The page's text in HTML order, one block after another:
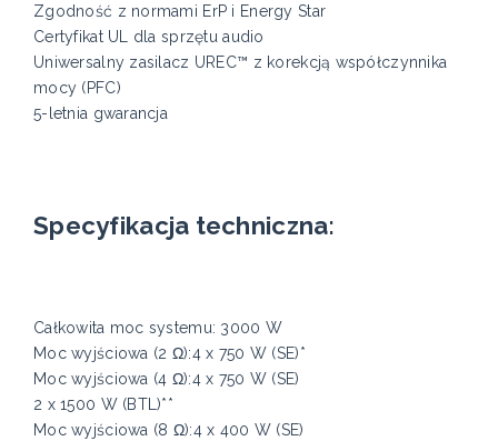
Zgodność z normami ErP i Energy Star
Certyfikat UL dla sprzętu audio
Uniwersalny zasilacz UREC™ z korekcją współczynnika
mocy (PFC)
5-letnia gwarancja
Specyfikacja techniczna:
Całkowita moc systemu: 3000 W
Moc wyjściowa (2 Ω):4 x 750 W (SE)*
Moc wyjściowa (4 Ω):4 x 750 W (SE)
2 x 1500 W (BTL)**
Moc wyjściowa (8 Ω):4 x 400 W (SE)